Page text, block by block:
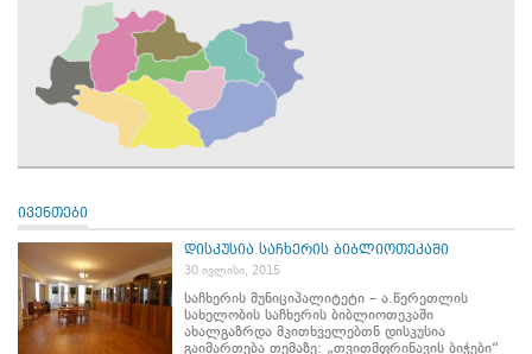
ივენთები
დისკუსია საჩხერის ბიბლიოთეკაში
30 ივლისი, 2015
საჩხერის მუნიციპალიტეტი – ა.წერეთლის
სახელობის საჩხერის ბიბლიოთეკაში
ახალგაზრდა მკითხველებთნ დისკუსია
გაიმართება თემაზე: „თვითმფრინავის ბიჭები“